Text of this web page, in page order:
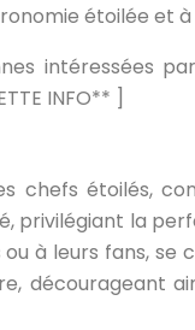
étoilée et
intéressées
INFO** ]
chefs étoilés,
privilégiant la
à leurs fans,
décourageant